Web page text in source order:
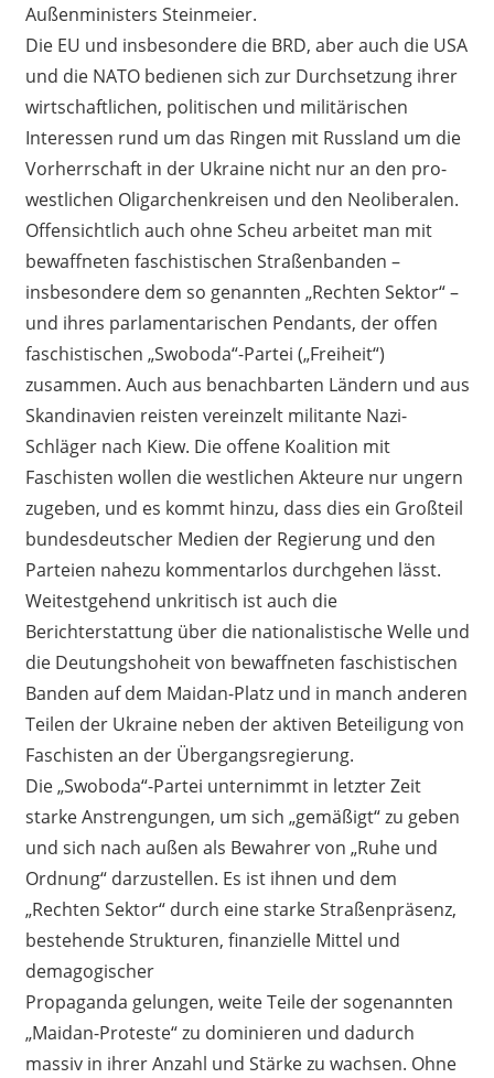
Außenministers Steinmeier.
Die EU und insbesondere die BRD, aber auch die USA
und die NATO bedienen sich zur Durchsetzung ihrer
wirtschaftlichen, politischen und militärischen
Interessen rund um das Ringen mit Russland um die
Vorherrschaft in der Ukraine nicht nur an den pro-
westlichen Oligarchenkreisen und den Neoliberalen.
Offensichtlich auch ohne Scheu arbeitet man mit
bewaffneten faschistischen Straßenbanden –
insbesondere dem so genannten „Rechten Sektor“ –
und ihres parlamentarischen Pendants, der offen
faschistischen „Swoboda“-Partei („Freiheit“)
zusammen. Auch aus benachbarten Ländern und aus
Skandinavien reisten vereinzelt militante Nazi-
Schläger nach Kiew. Die offene Koalition mit
Faschisten wollen die westlichen Akteure nur ungern
zugeben, und es kommt hinzu, dass dies ein Großteil
bundesdeutscher Medien der Regierung und den
Parteien nahezu kommentarlos durchgehen lässt.
Weitestgehend unkritisch ist auch die
Berichterstattung über die nationalistische Welle und
die Deutungshoheit von bewaffneten faschistischen
Banden auf dem Maidan-Platz und in manch anderen
Teilen der Ukraine neben der aktiven Beteiligung von
Faschisten an der Übergangsregierung.
Die „Swoboda“-Partei unternimmt in letzter Zeit
starke Anstrengungen, um sich „gemäßigt“ zu geben
und sich nach außen als Bewahrer von „Ruhe und
Ordnung“ darzustellen. Es ist ihnen und dem
„Rechten Sektor“ durch eine starke Straßenpräsenz,
bestehende Strukturen, finanzielle Mittel und
demagogischer
Propaganda gelungen, weite Teile der sogenannten
„Maidan-Proteste“ zu dominieren und dadurch
massiv in ihrer Anzahl und Stärke zu wachsen. Ohne